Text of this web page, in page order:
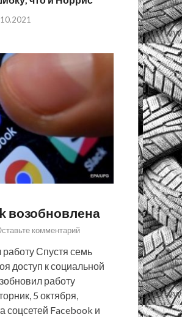
возобновлена
комментарий
Спустя семь
доступ к социальной
работу
5 октября,
соцсетей Facebook и